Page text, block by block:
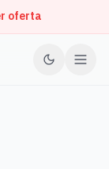
oferta